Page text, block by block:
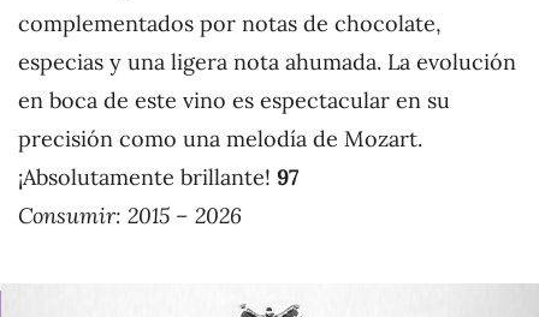
complementados por notas de chocolate,
especias y una ligera nota ahumada. La evolución
en boca de este vino es espectacular en su
precisión como una melodía de Mozart.
¡Absolutamente brillante! 97
Consumir: 2015 – 2026